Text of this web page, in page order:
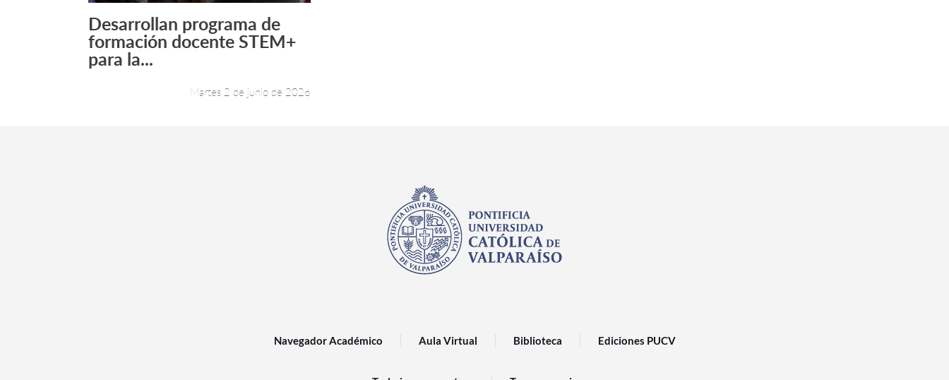
Leer más +
Desarrollan programa de
formación docente STEM+
para la...
Martes 2 de junio de 2026
Navegador Académico Aula Virtual Biblioteca Ediciones PUCV